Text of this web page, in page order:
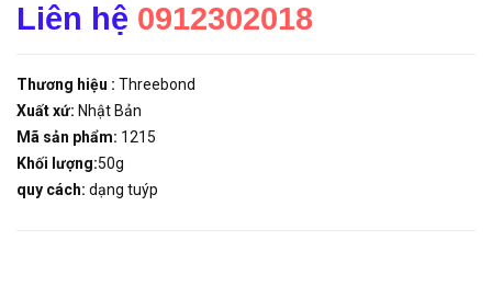
Liên hệ 0912302018
Thương hiệu : Threebond
Xuất xứ: Nhật Bản
Mã sản phẩm: 1215
Khối lượng:50g
quy cách: dạng tuýp